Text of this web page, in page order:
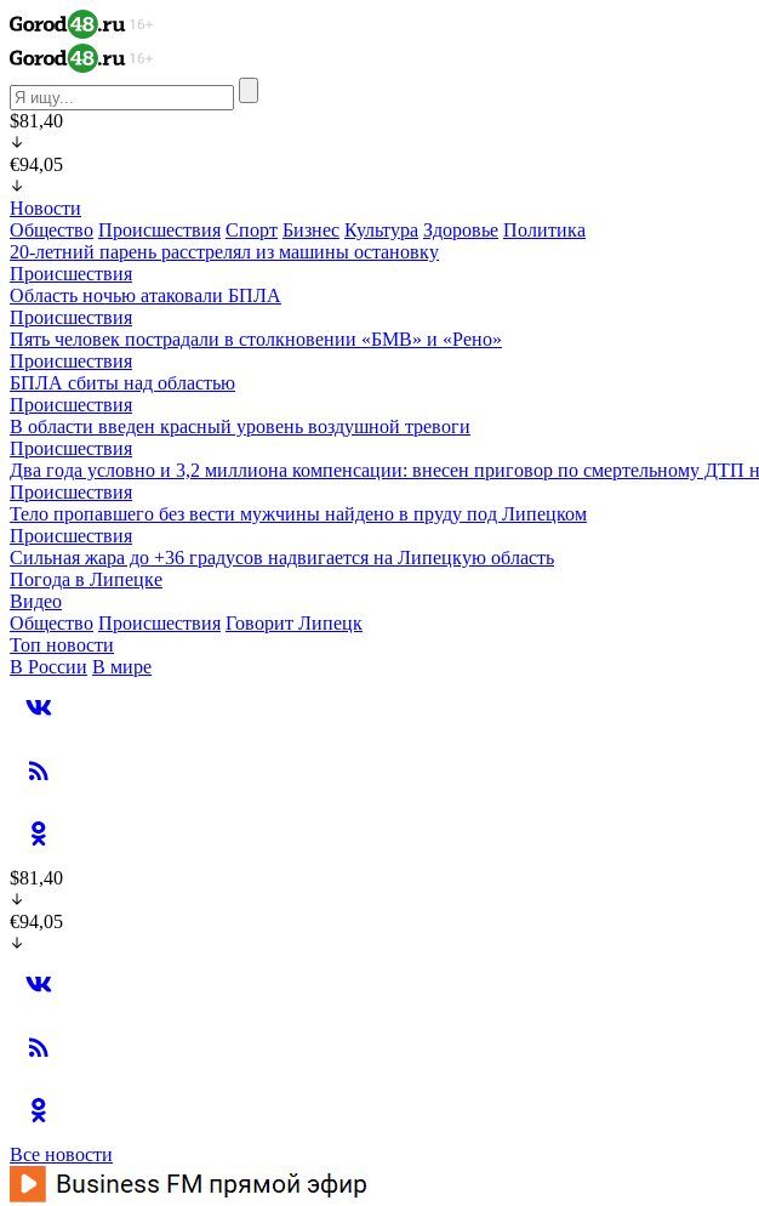
$81,40
€94,05
Новости
Общество Происшествия Спорт Бизнес Культура Здоровье Политика
20-летний парень расстрелял из машины остановку
Происшествия
Область ночью атаковали БПЛА
Происшествия
Пять человек пострадали в столкновении «БМВ» и «Рено»
Происшествия
БПЛА сбиты над областью
Происшествия
В области введен красный уровень воздушной тревоги
Происшествия
Два года условно и 3,2 миллиона компенсации: внесен приговор по смертельному ДТП
Происшествия
Тело пропавшего без вести мужчины найдено в пруду под Липецком
Происшествия
Сильная жара до +36 градусов надвигается на Липецкую область
Погода в Липецке
Видео
Общество Происшествия Говорит Липецк
Топ новости
В России В мире
$81,40
€94,05
Все новости